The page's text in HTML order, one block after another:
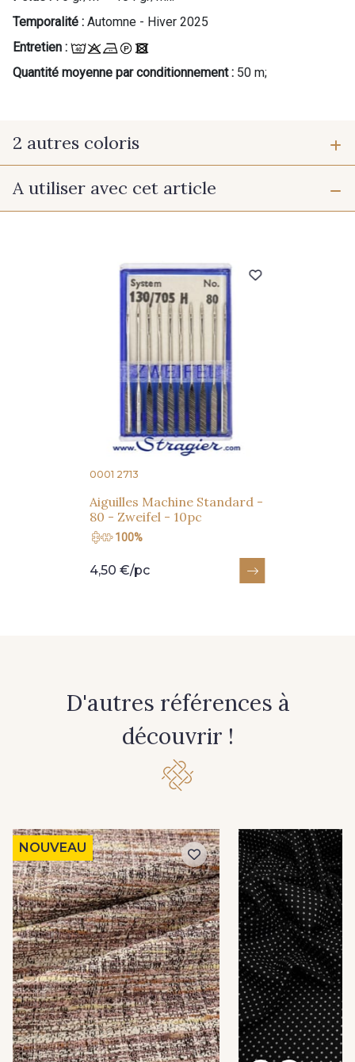
Temporalité : Automne - Hiver 2025
Entretien :
Quantité moyenne par conditionnement : 50 m;
2 autres coloris
A - Sérénité B - Ciel et Forêt
A utiliser avec cet article
0001 2713
Aiguilles Machine Standard -
80 - Zweifel - 10pc
100%
4,50 €/pc
D'autres références à
découvrir !
NOUVEAU
Cadeau : 10% offerts sur votre
commande !
Pour vous, couture rime avec détente ?
Recevez chaque semaine un clin d’œil rempli de
nouveautés, d’inspirations et de promotions.
Je m'abonne à la newsletter